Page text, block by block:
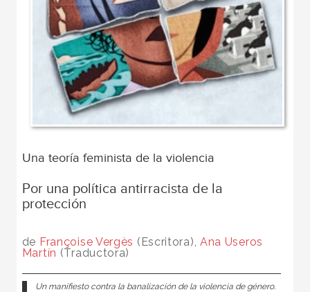
Una teoría feminista de la violencia
Por una política antirracista de la
protección
de Françoise Vergès (Escritora), Ana Useros
Martín (Traductora)
Un manifiesto contra la banalización de la violencia de género.